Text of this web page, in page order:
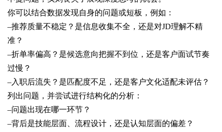
你可以结合数据发现自身的问题或短板，例如：
–推荐质量不稳定？是信息收集不全，还是对JD理解不精
准？
–折单率偏高？是候选意向把握不到位，还是客户面试节奏
过慢？
–入职后流失？是匹配度不足，还是客户文化适配未评估？
列出问题，并尝试进行结构化的分析：
–问题出现在哪一环节？
–背后是技能层面、流程设计，还是认知层面的偏差？